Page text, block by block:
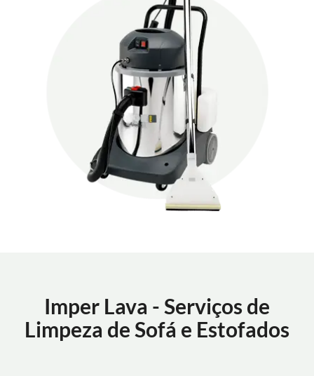
Imper Lava - Serviços de
Limpeza de Sofá e Estofados